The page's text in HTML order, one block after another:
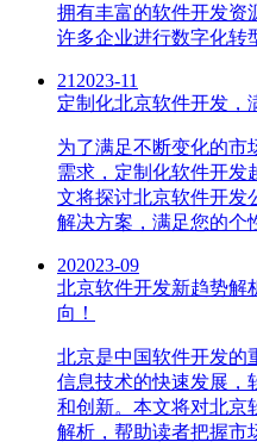
拥有丰富的软件开发资
许多企业进行数字化转
21 2023-11
定制化北京软件开发，
为了满足不断变化的市
需求，定制化软件开发
文将探讨北京软件开发
解决方案，满足您的个
202023-09
北京软件开发新趋势解
向！
北京是中国软件开发的
信息技术的快速发展，
和创新。本文将对北京
解析，帮助读者把握市